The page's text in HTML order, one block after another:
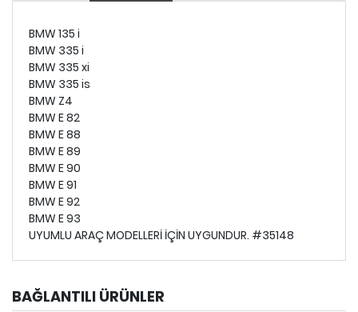
BMW 135 i
BMW 335 i
BMW 335 xi
BMW 335 is
BMW Z4
BMW E 82
BMW E 88
BMW E 89
BMW E 90
BMW E 91
BMW E 92
BMW E 93
UYUMLU ARAÇ MODELLERİ İÇİN UYGUNDUR. #35148
BAĞLANTILI ÜRÜNLER